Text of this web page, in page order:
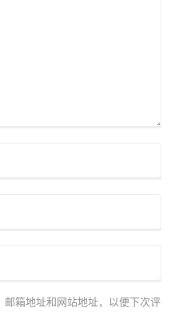
箱地址和网站地址，以便下次评